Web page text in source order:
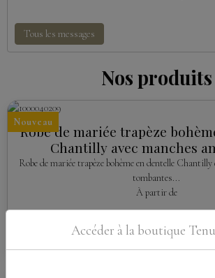
Tous les messages
Nos produits
Nouveau
Robe de mariée trapèze
Chantilly avec manches
Robe de mariée trapèze bohème en dentelle
tombantes...
À partir de
Détails
Accéder à la boutique